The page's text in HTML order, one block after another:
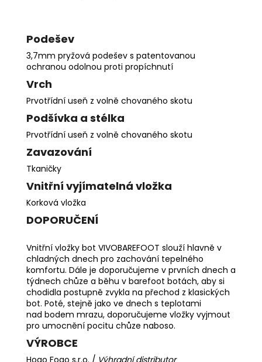
Podešev
3,7mm pryžová podešev s patentovanou
ochranou odolnou proti propíchnutí
Vrch
Prvotřídní useň z volně chovaného skotu
Podšívka a stélka
Prvotřídní useň z volně chovaného skotu
Zavazování
Tkaničky
Vnitřní vyjímatelná vložka
Korková vložka
DOPORUČENÍ
Vnitřní vložky bot VIVOBAREFOOT slouží hlavně v
chladných dnech pro zachování tepelného
komfortu. Dále je doporučujeme v prvních dnech a
týdnech chůze a běhu v barefoot botách, aby si
chodidla postupně zvykla na přechod z klasických
bot. Poté, stejně jako ve dnech s teplotami
nad bodem mrazu, doporučujeme vložky vyjmout
pro umocnění pocitu chůze naboso.
VÝROBCE
Hogo Fogo s.r.o. / Výhradní distributor